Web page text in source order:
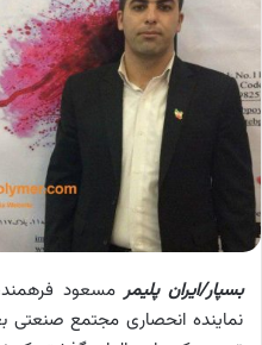
بسپار/ایران پلیمرمسعود
نماینده انحصاری مجتمع